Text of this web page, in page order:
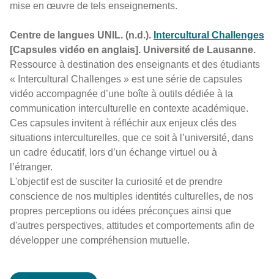
mise en œuvre de tels enseignements.
Centre de langues UNIL. (n.d.). Intercultural Challenges
[Capsules vidéo en anglais]. Université de Lausanne.
Ressource à destination des enseignants et des étudiants
« Intercultural Challenges » est une série de capsules
vidéo accompagnée d’une boîte à outils dédiée à la
communication interculturelle en contexte académique.
Ces capsules invitent à réfléchir aux enjeux clés des
situations interculturelles, que ce soit à l’université, dans
un cadre éducatif, lors d’un échange virtuel ou à
l’étranger.
L'objectif est de susciter la curiosité et de prendre
conscience de nos multiples identités culturelles, de nos
propres perceptions ou idées préconçues ainsi que
d'autres perspectives, attitudes et comportements afin de
développer une compréhension mutuelle.